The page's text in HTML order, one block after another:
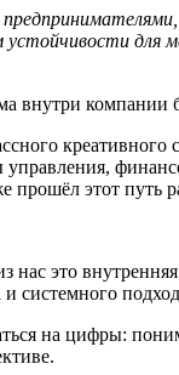
предпринимателями
для
внутри
прошёл этот путь
это
системного
на цифры: